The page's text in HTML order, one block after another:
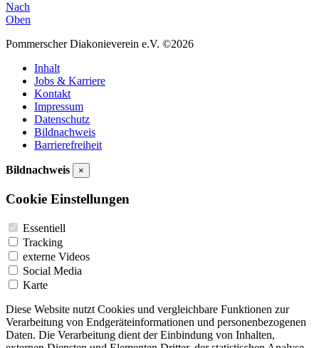
Nach
Oben
Pommerscher Diakonieverein e.V. ©2026
Inhalt
Jobs & Karriere
Kontakt
Impressum
Datenschutz
Bildnachweis
Barrierefreiheit
Bildnachweis ×
Cookie Einstellungen
Essentiell
Tracking
externe Videos
Social Media
Karte
Diese Website nutzt Cookies und vergleichbare Funktionen zur
Verarbeitung von Endgeräteinformationen und personenbezogenen
Daten. Die Verarbeitung dient der Einbindung von Inhalten,